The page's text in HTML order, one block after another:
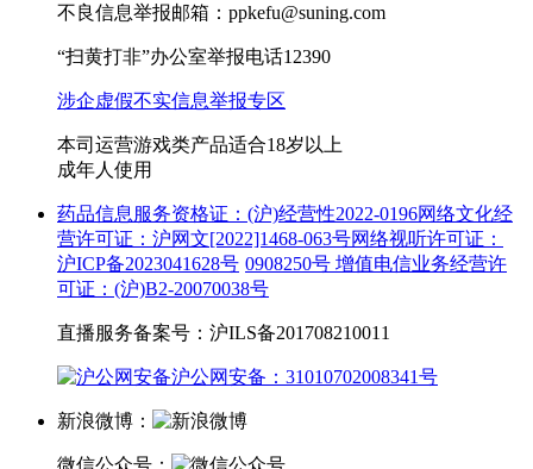
不良信息举报邮箱：ppkefu@suning.com
“扫黄打非”办公室举报电话12390
涉企虚假不实信息举报专区
本司运营游戏类产品适合18岁以上
成年人使用
药品信息服务资格证：(沪)经营性2022-0196网络文化经
营许可证：沪网文[2022]1468-063号
沪ICP备2023041628号
网络视听许可证：
0908250号 增值电信业务经营许
可证：(沪)B2-20070038号
直播服务备案号：沪ILS备201708210011
沪公网安备：31010702008341号
新浪微博：
微信公众号：